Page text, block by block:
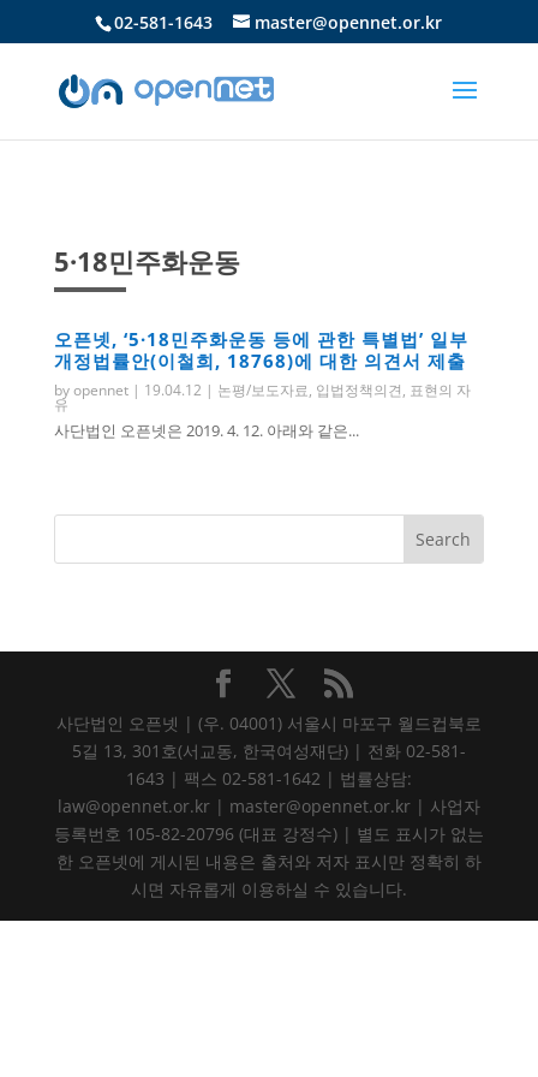
02-581-1643 master@opennet.or.kr
5·18민주화운동
오픈넷, ‘5·18민주화운동 등에 관한 특별법’ 일부
개정법률안(이철희, 18768)에 대한 의견서 제출
byopennet| 19.04.12 | 논평/보도자료, 입법정책의견, 표현의 자
유
사단법인 오픈넷은 2019. 4. 12. 아래와 같은...
사단법인 오픈넷 | (우. 04001) 서울시 마포구 월드컵북로
5길 13, 301호(서교동, 한국여성재단) | 전화 02-581-
1643 | 팩스 02-581-1642 | 법률상담:
law@opennet.or.kr | master@opennet.or.kr | 사업자
등록번호 105-82-20796 (대표 강정수) | 별도 표시가 없는
한 오픈넷에 게시된 내용은 출처와 저자 표시만 정확히 하
시면 자유롭게 이용하실 수 있습니다.